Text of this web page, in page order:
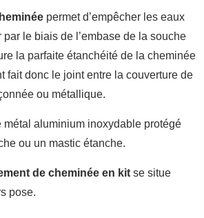
permet d’empêcher les eaux
par le biais de l’embase de la souche
la parfaite étanchéité de la cheminée
fait donc le joint entre la couverture de
ou métallique.
métal aluminium inoxydable protégé
ou un mastic étanche.
de cheminée en kit se situe
pose.